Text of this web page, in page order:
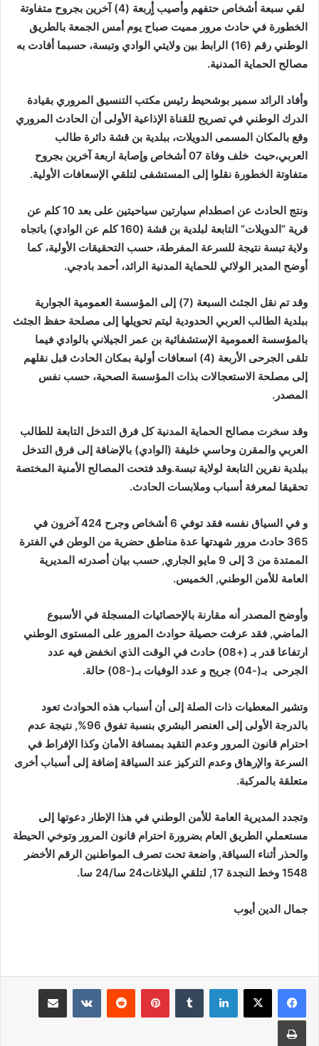
لقي سبعة أشخاص حتفهم وأصيب أٍربعة (4) آخرين بجروح متفاوتة
الخطورة في حادث مرور مميت صباح يوم أمس الجمعة بالطريق
الوطني رقم (16) الرابط بين ولايتي الوادي وتبسة، حسبما أفادت به
مصالح الحماية المدنية.
وأفاد الرائد سمير بوشحيط رئيس مكتب التنسيق المروري بقيادة
الدرك الوطني في تصريح للقناة الإذاعية الأولى أن الحادث المروري
وقع بالمكان المسمى الدويلات، ببلدية بن قشة دائرة طالب
العربي،حيث خلف وفاة 07 أشخاص وإصابة اربعة آخرين بجروح
متفاوتة الخطورة نقلوا إلى المستشفى لتلقي الإسعافات الأولية.
ونتج الحادث عن اصطدام سيارتين سياحيتين على بعد 10 كلم عن
قرية “الدويلات” التابعة لبلدية بن قشة (160 كلم عن الوادي) باتجاه
ولاية تبسة نتيجة للسرعة المفرطة، حسب التحقيقات الأولية، كما
أوضح المدير الولائي للحماية المدنية الرائد، أحمد بادجي.
وقد تم نقل الجثث السبعة (7) إلى المؤسسة العمومية الجوارية
ببلدية الطالب العربي الحدودية ليتم تحويلها إلى مصلحة حفظ الجثث
بالمؤسسة العمومية الإستشفائية بن عمر الجيلاني بالوادي فيما
تلقى الجرحى الأربعة (4) اسعافات أولية بمكان الحادث قبل نقلهم
إلى مصلحة الاستعجالات بذات المؤسسة الصحية، حسب نفس
المصدر.
وقد سخرت مصالح الحماية المدنية كل فرق التدخل التابعة للطالب
العربي والمقرن وحاسي خليفة (الوادي) بالإضافة إلى فرق التدخل
ببلدية نقرين التابعة لولاية تبسة.وقد فتحت المصالح الأمنية المختصة
تحقيقا لمعرفة أسباب وملابسات الحادث.
و في السياق نفسه فقد توفي 6 أشخاص وجرح 424 آخرون في
365 حادث مرور شهدتها عدة مناطق حضرية من الوطن في الفترة
الممتدة من 3 إلى 9 مايو الجاري, حسب بيان أصدرته المديرية
العامة للأمن الوطني, الخميس.
وأوضح المصدر أنه مقارنة بالإحصائيات المسجلة في الأسبوع
الماضي, فقد عرفت حصيلة حوادث المرور على المستوى الوطني
ارتفاعا قدر بـ (+08) حادث في الوقت الذي انخفض فيه عدد
الجرحى بـ(-04) جريح و عدد الوفيات بـ(-08) حالة.
وتشير المعطيات ذات الصلة إلى أن أسباب هذه الحوادث تعود
بالدرجة الأولى إلى العنصر البشري بنسبة تفوق 96%, نتيجة عدم
احترام قانون المرور وعدم التقيد بمسافة الأمان وكذا الإفراط في
السرعة والإرهاق وعدم التركيز عند السياقة إضافة إلى أسباب أخرى
متعلقة بالمركبة.
وتجدد المديرية العامة للأمن الوطني في هذا الإطار دعوتها إلى
مستعملي الطريق العام بضرورة احترام قانون المرور وتوخي الحيطة
والحذر أثناء السياقة, واضعة تحت تصرف المواطنين الرقم الأخضر
1548 وخط النجدة 17, لتلقي البلاغات24 سا/24 سا.
جمال الدين أيوب
لينكدإن بينتيريست
طباعة